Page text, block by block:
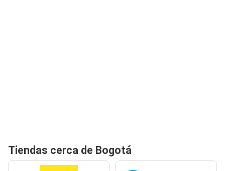
Tiendas cerca de Bogotá